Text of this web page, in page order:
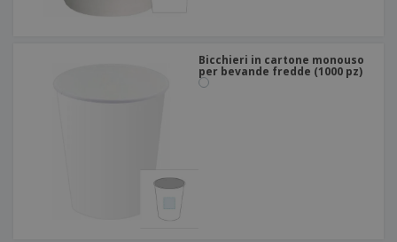
Bicchieri in cartone monouso
per bevande fredde (1000 pz)